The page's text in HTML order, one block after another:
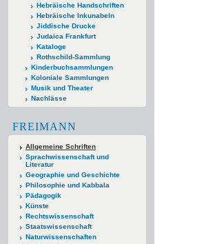
Hebräische Handschriften
Hebräische Inkunabeln
Jiddische Drucke
Judaica Frankfurt
Kataloge
Rothschild-Sammlung
Kinderbuchsammlungen
Koloniale Sammlungen
Musik und Theater
Nachlässe
FREIMANN
Allgemeine Schriften
Sprachwissenschaft und
Literatur
Geographie und Geschichte
Philosophie und Kabbala
Pädagogik
Künste
Rechtswissenschaft
Staatswissenschaft
Naturwissenschaften